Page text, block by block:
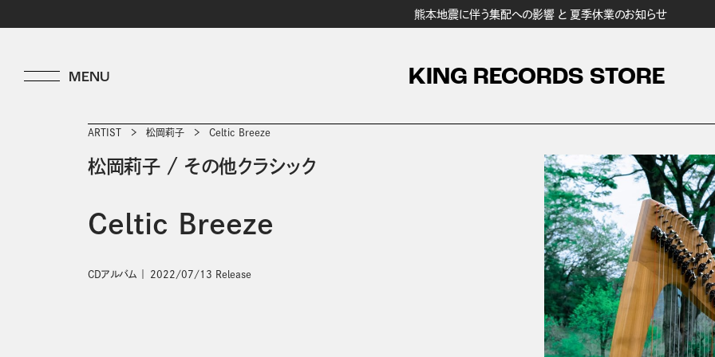
熊本地震に伴う集配への影響 と 夏季休業のお知らせ
KING RECORDS STORE
ARTIST 松岡莉子 Celtic Breeze
松岡莉子 / その他クラシック
Celtic Breeze
CDアルバム 2022/07/13 Release